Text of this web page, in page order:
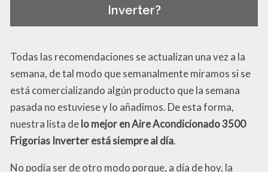
Inverter?
Todas las recomendaciones se actualizan una vez a la
semana, de tal modo que semanalmente miramos si se
está comercializando algún producto que la semana
pasada no estuviese y lo añadimos. De esta forma,
nuestra lista delo mejor en Aire Acondicionado 3500
Frigorias Inverter está siempre al día.
No podía ser de otro modo porque, a día de hoy, la